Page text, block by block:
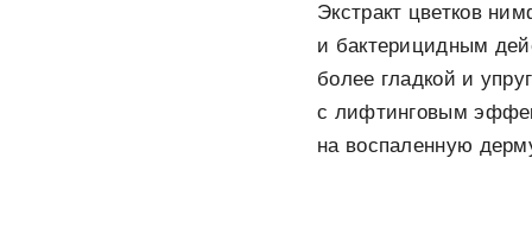
Экстракт цветков
и бактерицидным
более гладкой и
с лифтинговым
на воспаленную